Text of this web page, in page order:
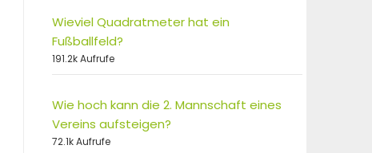
Wieviel Quadratmeter hat ein
Fußballfeld?
191.2k Aufrufe
Wie hoch kann die 2. Mannschaft eines
Vereins aufsteigen?
72.1k Aufrufe